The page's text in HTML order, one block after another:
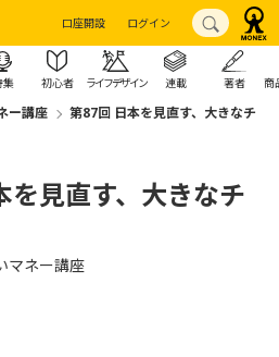
口座開設 ログイン
集 初心者 ライフデザイン 連載 著者 商
ー講座
第87回 日本を見直す、大きなチ
を見直す、大きなチ
マネー講座